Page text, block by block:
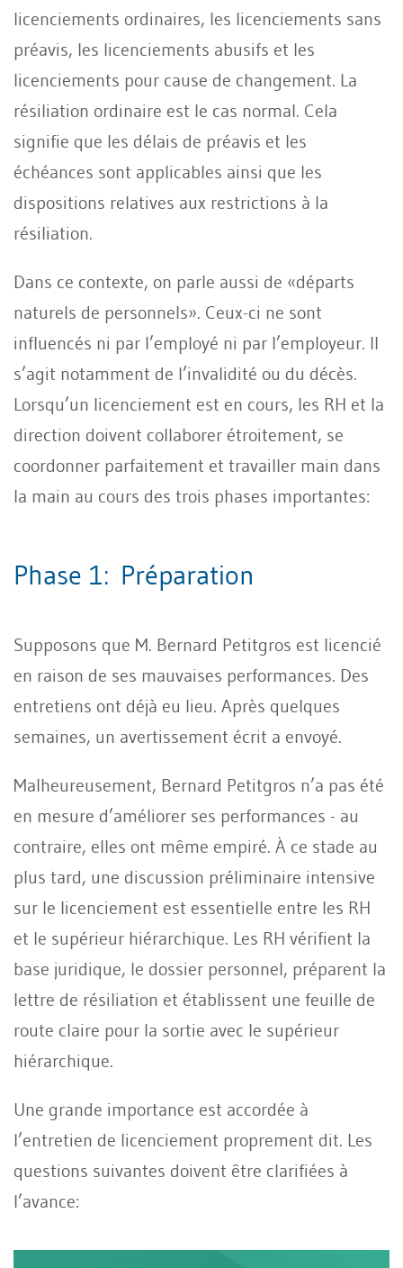
licenciements ordinaires, les licenciements sans
préavis, les licenciements abusifs et les
licenciements pour cause de changement. La
résiliation ordinaire est le cas normal. Cela
signifie que les délais de préavis et les
échéances sont applicables ainsi que les
dispositions relatives aux restrictions à la
résiliation.
Dans ce contexte, on parle aussi de «départs
naturels de personnels». Ceux-ci ne sont
influencés ni par l’employé ni par l’employeur. Il
s’agit notamment de l’invalidité ou du décès.
Lorsqu’un licenciement est en cours, les RH et la
direction doivent collaborer étroitement, se
coordonner parfaitement et travailler main dans
la main au cours des trois phases importantes:
Phase 1: Préparation
Supposons que M. Bernard Petitgros est licencié
en raison de ses mauvaises performances. Des
entretiens ont déjà eu lieu. Après quelques
semaines, un avertissement écrit a envoyé.
Malheureusement, Bernard Petitgros n’a pas été
en mesure d’améliorer ses performances - au
contraire, elles ont même empiré. À ce stade au
plus tard, une discussion préliminaire intensive
sur le licenciement est essentielle entre les RH
et le supérieur hiérarchique. Les RH vérifient la
base juridique, le dossier personnel, préparent la
lettre de résiliation et établissent une feuille de
route claire pour la sortie avec le supérieur
hiérarchique.
Une grande importance est accordée à
l’entretien de licenciement proprement dit. Les
questions suivantes doivent être clarifiées à
l’avance: